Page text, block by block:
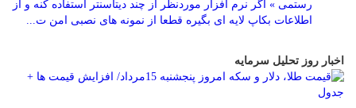
رستمی » اگر نرم افزار موردنظر از چند دیتاسنتر استفاده کنه و از
اطلاعات بکاپ لایه ای بگیره قطعا از نمونه های نصبی امن ت...
اخبار روز تحلیل سرمایه